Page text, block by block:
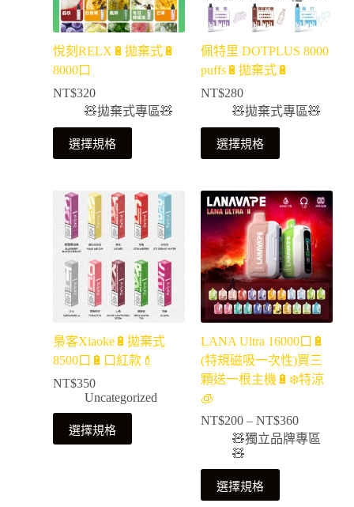
悅刻RELX🔋拋棄式🔋
8000口
NT$320
🧸拋棄式專區🧸
選擇規格
佩特里 DOTPLUS 8000
puffs🔋拋棄式🔋
NT$280
🧸拋棄式專區🧸
選擇規格
梟客Xiaoke🔋拋棄式
8500口🔋口紅款💄
NT$350
Uncategorized
選擇規格
LANA Ultra 16000口🔋
(特規磁吸一次性)買三
顆送一根主機🔋❄️特涼
🧊
NT$200 – NT$360
🧸獨立品牌專區
🧸
選擇規格